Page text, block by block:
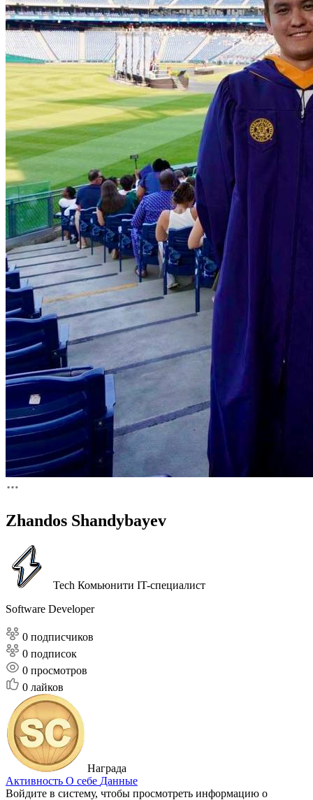
Zhandos Shandybayev
Tech Комьюнити IT-специалист
Software Developer
0 подписчиков
0 подписок
0 просмотров
0 лайков
Награда
Активность О себе Данные
Войдите в систему, чтобы просмотреть информацию о